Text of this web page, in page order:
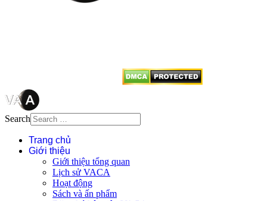
Search
Trang chủ
Giới thiệu
Giới thiệu tổng quan
Lịch sử VACA
Hoạt động
Sách và ấn phẩm